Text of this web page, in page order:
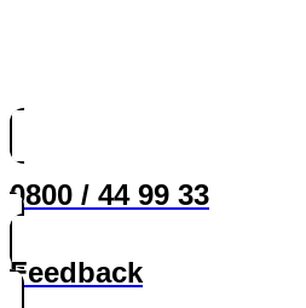
0800 / 44 99 33
Feedback